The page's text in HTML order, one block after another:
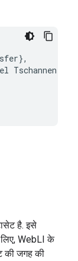
Tschannen
है. इसे
WebLI के
की जगह की